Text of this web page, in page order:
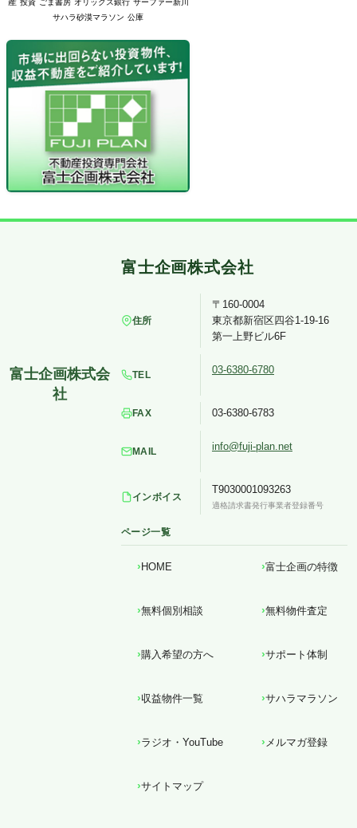
サハラ砂漠マラソン 公庫
住所
〒160-0004
東京都新宿区四谷1-19-16
第一上野ビル6F
TEL 03-6380-6780
FAX 03-6380-6783
MAIL info@fuji-plan.net
インボイス
T9030001093263
適格請求書発行事業者登録番号
ページ一覧
HOME 富士企画の特徴
無料個別相談 無料物件査定
購入希望の方へ サポート体制
収益物件一覧 サハラマラソン
ラジオ・YouTube メルマガ登録
サイトマップ